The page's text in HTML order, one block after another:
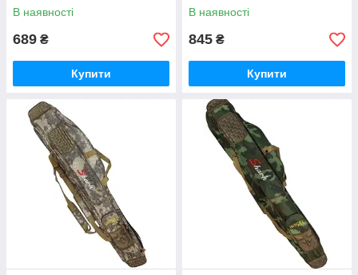
В наявності
689 ₴
Купити
В наявності
845 ₴
Купити